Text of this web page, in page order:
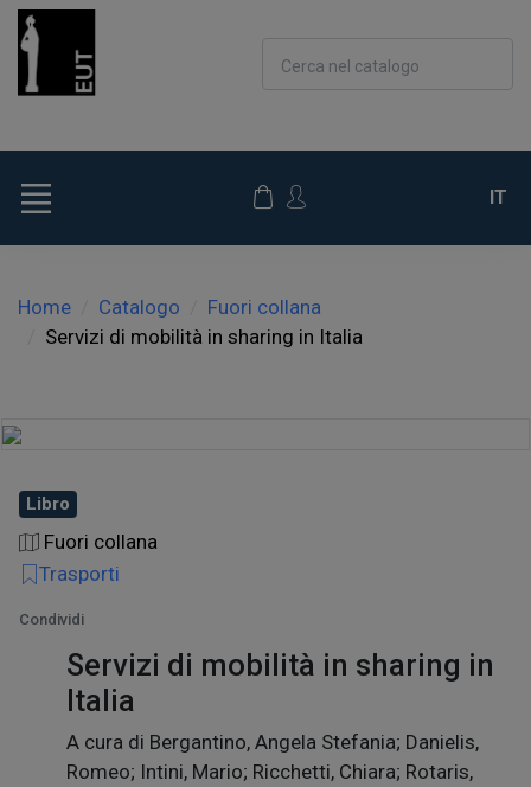
Cerca nel catalogo
IT
Home Catalogo
Fuori collana
Servizi di mobilità in sharing in Italia
Libro
Fuori collana
Trasporti
Condividi
Servizi di mobilità in sharing in
Italia
A cura di Bergantino, Angela Stefania; Danielis,
Romeo; Intini, Mario; Ricchetti, Chiara; Rotaris,